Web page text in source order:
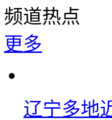
频道热点
更多
辽宁多地